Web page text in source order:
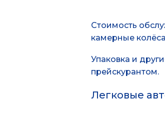
Стоимость
камерные
Упаковка и
прейскурантом.
Легковые